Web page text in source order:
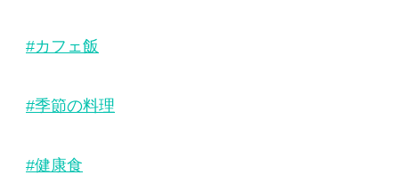
#カフェ飯
#季節の料理
#健康食